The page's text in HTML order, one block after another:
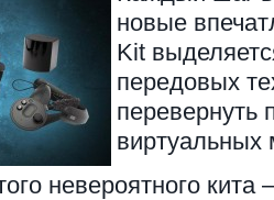
новые
Kit
передовых
перевернуть
виртуальных
невероятного